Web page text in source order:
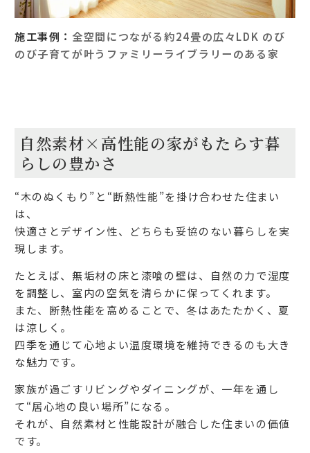
施工事例： 全空間につながる約24畳の広々LDK のび
のび子育てが叶うファミリーライブラリーのある家
自然素材×高性能の家がもたらす暮
らしの豊かさ
“木のぬくもり”と“断熱性能”を掛け合わせた住まい
は、
快適さとデザイン性、どちらも妥協のない暮らしを実
現します。
たとえば、無垢材の床と漆喰の壁は、自然の力で湿度
を調整し、室内の空気を清らかに保ってくれます。
また、断熱性能を高めることで、冬はあたたかく、夏
は涼しく。
四季を通じて心地よい温度環境を維持できるのも大き
な魅力です。
家族が過ごすリビングやダイニングが、一年を通し
て“居心地の良い場所”になる。
それが、自然素材と性能設計が融合した住まいの価値
です。